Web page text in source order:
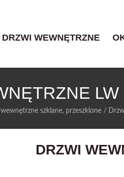
DRZWI WEWNĘTRZNE
LW
szklane, przeszklone /
DRZWI